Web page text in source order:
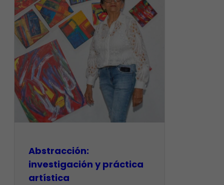
Abstracción:
investigación y práctica
artística